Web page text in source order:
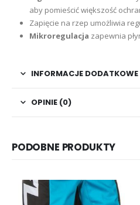
aby pomieścić większość
Zapięcie na rzep umożliwia
Mikroregulacja zapewnia
INFORMACJE DODATKOWE
OPINIE (0)
PODOBNE PRODUKTY